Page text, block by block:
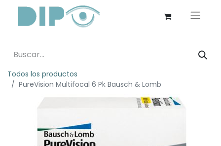
Todos los productos
PureVision Multifocal 6 Pk Bausch & Lomb